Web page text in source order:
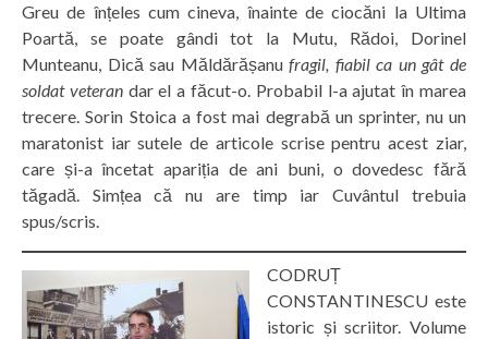
Greu de înțeles cum cineva, înainte de ciocăni la Ultima
Poartă, se poate gândi tot la Mutu, Rădoi, Dorinel
Munteanu, Dică sau Măldărășanufragil, fiabil ca un gât de
soldat veterandar el a făcut-o. Probabil l-a ajutat în marea
trecere. Sorin Stoica a fost mai degrabă un sprinter, nu un
maratonist iar sutele de articole scrise pentru acest ziar,
care și-a încetat apariția de ani buni, o dovedesc fără
tăgadă. Simțea că nu are timp iar Cuvântul trebuia
spus/scris.
CODRUȚ
CONSTANTINESCU este
istoric și scriitor. Volume